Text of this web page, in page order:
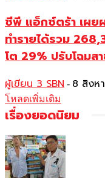
ซีพี แอ็กซ์ตร้า เผย
ทำรายได้รวม
โต 29% ปรับโฉมส
ผู้เขียน 3 SBN - 8 สิงห
โหลดเพิ่มเติม
เรื่องยอดนิยม